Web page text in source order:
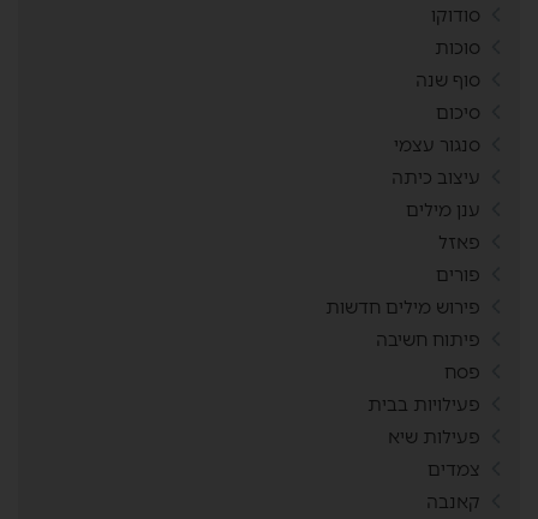
סודוקו
סוכות
סוף שנה
סיכום
סנגור עצמי
עיצוב כיתה
ענן מילים
פאזל
פורים
פירוש מילים חדשות
פיתוח חשיבה
פסח
פעילויות בבית
פעילות שיא
צמדים
קאנבה